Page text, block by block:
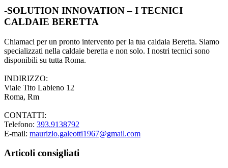
-SOLUTION INNOVATION – I TECNICI
CALDAIE BERETTA
Chiamaci per un pronto intervento per la tua caldaia Beretta. Siamo
specializzati nella caldaie beretta e non solo. I nostri tecnici sono
disponibili su tutta Roma.
INDIRIZZO:
Viale Tito Labieno 12
Roma, Rm
CONTATTI:
Telefono: 393.9138792
E-mail: maurizio.galeotti1967@gmail.com
Articoli consigliati